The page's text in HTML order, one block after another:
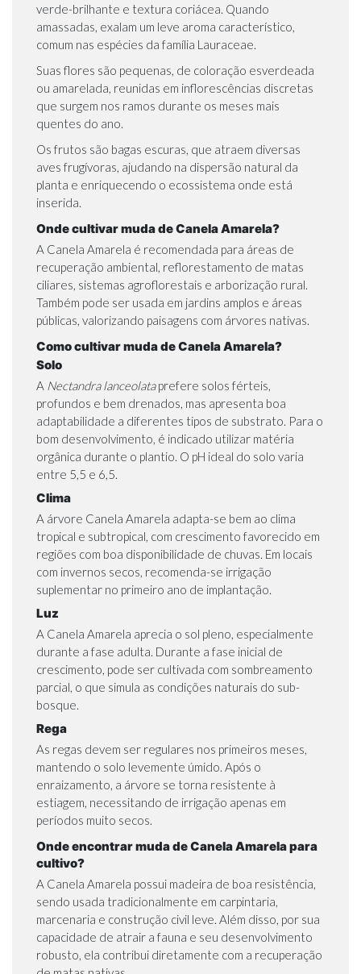
verde-brilhante e textura coriácea. Quando
amassadas, exalam um leve aroma característico,
comum nas espécies da família Lauraceae.
Suas flores são pequenas, de coloração esverdeada
ou amarelada, reunidas em inflorescências discretas
que surgem nos ramos durante os meses mais
quentes do ano.
Os frutos são bagas escuras, que atraem diversas
aves frugívoras, ajudando na dispersão natural da
planta e enriquecendo o ecossistema onde está
inserida.
Onde cultivar muda de Canela Amarela?
A Canela Amarela é recomendada para áreas de
recuperação ambiental, reflorestamento de matas
ciliares, sistemas agroflorestais e arborização rural.
Também pode ser usada em jardins amplos e áreas
públicas, valorizando paisagens com árvores nativas.
Como cultivar muda de Canela Amarela?
Solo
A Nectandra lanceolataprefere solos férteis,
profundos e bem drenados, mas apresenta boa
adaptabilidade a diferentes tipos de substrato. Para o
bom desenvolvimento, é indicado utilizar matéria
orgânica durante o plantio. O pH ideal do solo varia
entre 5,5 e 6,5.
Clima
A árvore Canela Amarela adapta-se bem ao clima
tropical e subtropical, com crescimento favorecido em
regiões com boa disponibilidade de chuvas. Em locais
com invernos secos, recomenda-se irrigação
suplementar no primeiro ano de implantação.
Luz
A Canela Amarela aprecia o sol pleno, especialmente
durante a fase adulta. Durante a fase inicial de
crescimento, pode ser cultivada com sombreamento
parcial, o que simula as condições naturais do sub-
bosque.
Rega
As regas devem ser regulares nos primeiros meses,
mantendo o solo levemente úmido. Após o
enraizamento, a árvore se torna resistente à
estiagem, necessitando de irrigação apenas em
períodos muito secos.
Onde encontrar muda de Canela Amarela para
cultivo?
A Canela Amarela possui madeira de boa resistência,
sendo usada tradicionalmente em carpintaria,
marcenaria e construção civil leve. Além disso, por sua
capacidade de atrair a fauna e seu desenvolvimento
robusto, ela contribui diretamente com a recuperação